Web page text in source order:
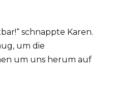
schnappte Karen.
um die
um uns herum auf